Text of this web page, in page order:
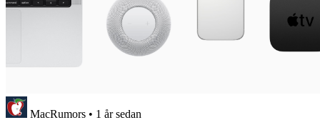
MacRumors • 1 år sedan